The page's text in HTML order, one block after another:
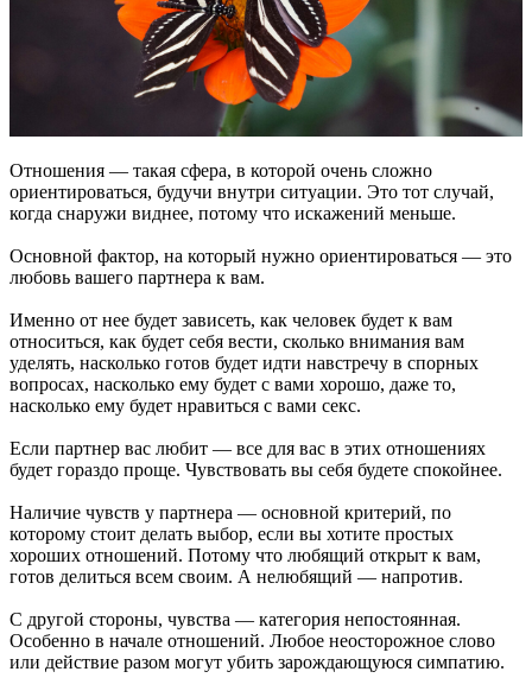
Отношения — такая сфера, в которой очень сложно
ориентироваться, будучи внутри ситуации. Это тот случай,
когда снаружи виднее, потому что искажений меньше.
Основной фактор, на который нужно ориентироваться — это
любовь вашего партнера к вам.
Именно от нее будет зависеть, как человек будет к вам
относиться, как будет себя вести, сколько внимания вам
уделять, насколько готов будет идти навстречу в спорных
вопросах, насколько ему будет с вами хорошо, даже то,
насколько ему будет нравиться с вами секс.
Если партнер вас любит — все для вас в этих отношениях
будет гораздо проще. Чувствовать вы себя будете спокойнее.
Наличие чувств у партнера — основной критерий, по
которому стоит делать выбор, если вы хотите простых
хороших отношений. Потому что любящий открыт к вам,
готов делиться всем своим. А нелюбящий — напротив.
С другой стороны, чувства — категория непостоянная.
Особенно в начале отношений. Любое неосторожное слово
или действие разом могут убить зарождающуюся симпатию.